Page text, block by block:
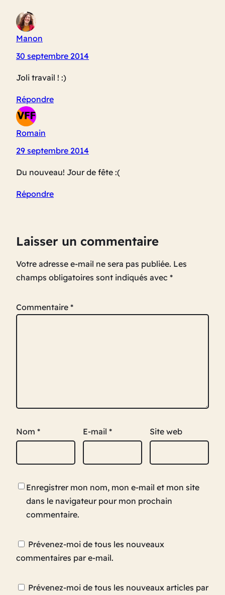
Manon
30 septembre 2014
Joli travail ! :)
Répondre
Romain
29 septembre 2014
Du nouveau! Jour de fête :(
Répondre
Laisser un commentaire
Votre adresse e-mail ne sera pas publiée. Les
champs obligatoires sont indiqués avec *
Commentaire *
Nom * E-mail * Site web
Enregistrer mon nom, mon e-mail et mon site
dans le navigateur pour mon prochain
commentaire.
Prévenez-moi de tous les nouveaux
commentaires par e-mail.
Prévenez-moi de tous les nouveaux articles par